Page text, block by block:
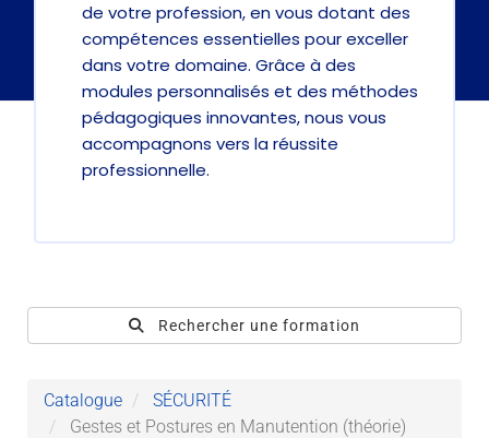
de votre profession, en vous dotant des
compétences essentielles pour exceller
dans votre domaine. Grâce à des
modules personnalisés et des méthodes
pédagogiques innovantes, nous vous
accompagnons vers la réussite
professionnelle.
Rechercher une formation
Catalogue
SÉCURITÉ
Gestes et Postures en Manutention (théorie)